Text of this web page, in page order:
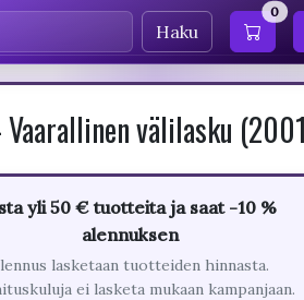
Haku
0
Vaarallinen välilasku
yli 50 € tuotteita ja saat -10 %
alennuksen
lasketaan tuotteiden hinnasta.
ei lasketa mukaan kampanjaan.